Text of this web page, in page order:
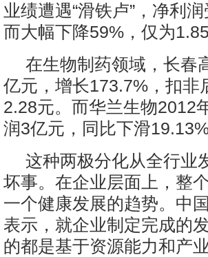
业绩遭遇“滑铁卢”，净利
而大幅下降59%，仅为1.85
在生物制药领域，长春
亿元，增长173.7%，扣非
2.28元。而华兰生物2012
润3亿元，同比下滑
这种两极分化从全行业
坏事。在企业层面上，整
一个健康发展的趋势。中
表示，就企业制定完成的
的都是基于资源能力和产